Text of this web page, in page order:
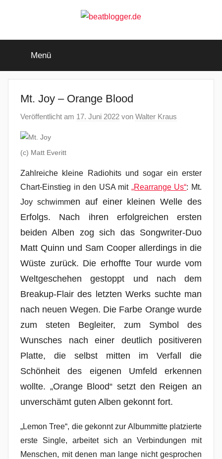
beatblogger.de
beat
goes
Menü
Mt. Joy – Orange Blood
Veröffentlicht am 17. Juni 2022 von Walter Kraus
(c) Matt Everitt
Zahlreiche kleine Radiohits und sogar ein erster
Chart-Einstieg in den USA mit „Rearrange Us“: Mt.
Joy schwimmen auf einer kleinen Welle des
Erfolgs. Nach ihren erfolgreichen ersten
beiden Alben zog sich das Songwriter-Duo
Matt Quinn und Sam Cooper allerdings in die
Wüste zurück. Die erhoffte Tour wurde vom
Weltgeschehen gestoppt und nach dem
Breakup-Flair des letzten Werks suchte man
nach neuen Wegen. Die Farbe Orange wurde
zum steten Begleiter, zum Symbol des
Wunsches nach einer deutlich positiveren
Platte, die selbst mitten im Verfall die
Schönheit des eigenen Umfeld erkennen
wollte. „Orange Blood“ setzt den Reigen an
unverschämt guten Alben gekonnt fort.
„Lemon Tree“, die gekonnt zur Albummitte platzierte
erste Single, arbeitet sich an Verbindungen mit
Menschen, mit denen man lange nicht gesprochen